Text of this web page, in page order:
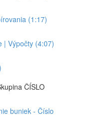
(1:17)
| Výpočty (4:07)
ČÍSLO
buniek - Číslo